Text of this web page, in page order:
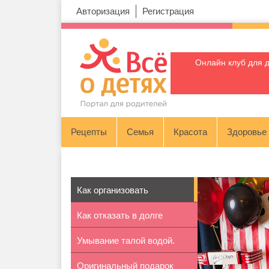
Авторизация Регистрация
Онлайн клуб для
Рецепты Семья Красота Здоровье
Как организовать
киновечеринку
Как отказать в долге
Умывание талой водой.
Талая вод...
Оригинальный подарок